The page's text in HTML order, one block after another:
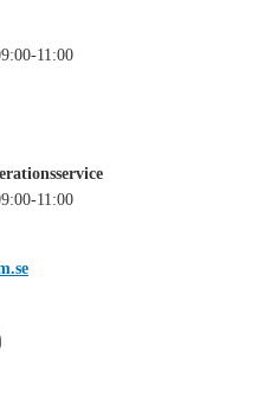
11:00
11:00